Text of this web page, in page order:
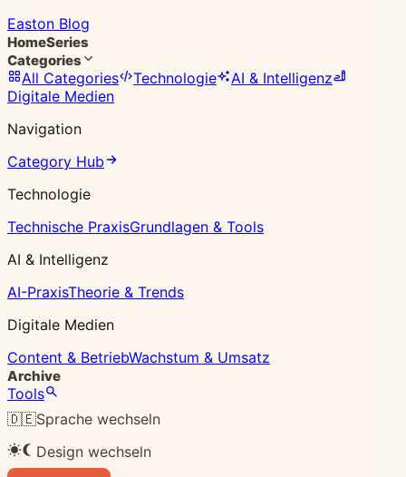
Easton Blog
HomeSeries
Categories
All Categories Technologie
AI & Intelligenz
Digitale Medien
Navigation
Category Hub
Technologie
Technische PraxisGrundlagen & Tools
AI & Intelligenz
AI-PraxisTheorie & Trends
Digitale Medien
Content & BetriebWachstum & Umsatz
Archive
Tools
🇩🇪Sprache wechseln
Design wechseln